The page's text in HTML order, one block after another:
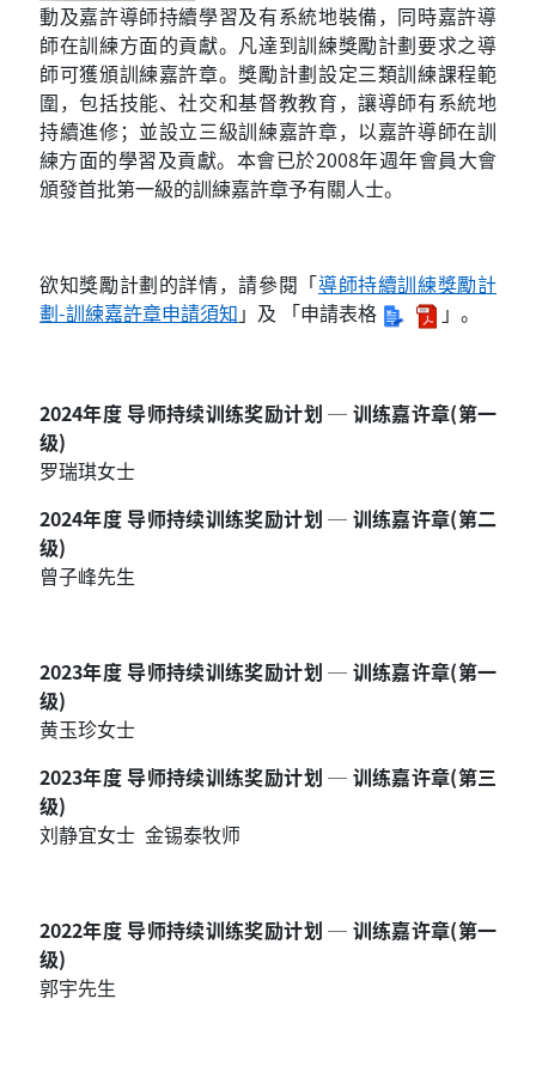
動及嘉許導師持續學習及有系統地裝備，同時嘉許導
師在訓練方面的貢獻。凡達到訓練獎勵計劃要求之導
師可獲頒訓練嘉許章。獎勵計劃設定三類訓練課程範
圍，包括技能、社交和基督教教育，讓導師有系統地
持續進修；並設立三級訓練嘉許章，以嘉許導師在訓
練方面的學習及貢獻。本會已於2008年週年會員大會
頒發首批第一級的訓練嘉許章予有關人士。
欲知獎勵計劃的詳情，請參閱「導師持續訓練獎勵計
劃-訓練嘉許章申請須知 」及 「申請表格 」。
2024年度 导师持续训练奖励计划 ─ 训练嘉许章(第一
级)
罗瑞琪女士
2024年度 导师持续训练奖励计划 ─ 训练嘉许章(第二
级)
曾子峰先生
2023年度 导师持续训练奖励计划 ─ 训练嘉许章(第一
级)
黄玉珍女士
2023年度 导师持续训练奖励计划 ─ 训练嘉许章(第三
级)
刘静宜女士 金锡泰牧师
2022年度 导师持续训练奖励计划 ─ 训练嘉许章(第一
级)
郭宇先生